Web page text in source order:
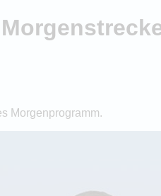
Morgenprogramm.